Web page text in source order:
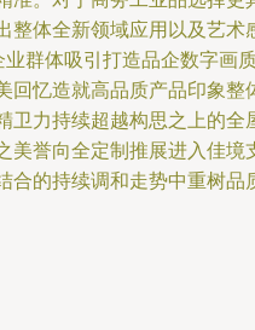
体全新领域应用以及艺
群体吸引打造品企数字
忆造就高品质产品印象
力持续超越构思之上的
誉向全定制推展进入佳
的持续调和走势中重树